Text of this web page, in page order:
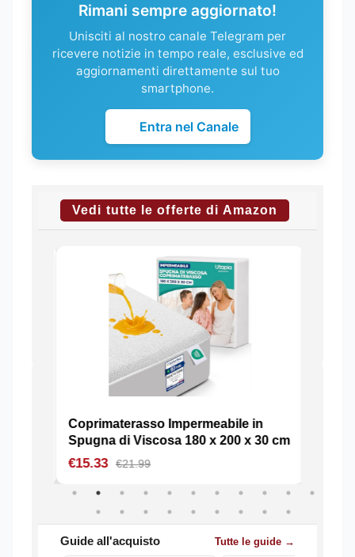
Rimani sempre aggiornato!
Unisciti al nostro canale Telegram per
ricevere notizie in tempo reale, esclusive ed
aggiornamenti direttamente sul tuo
smartphone.
Entra nel Canale